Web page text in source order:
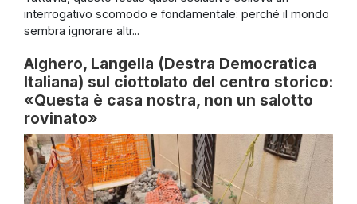
interrogativo scomodo e fondamentale: perché il mondo
sembra ignorare altr...
Alghero, Langella (Destra Democratica
Italiana) sul ciottolato del centro storico:
«Questa è casa nostra, non un salotto
rovinato»